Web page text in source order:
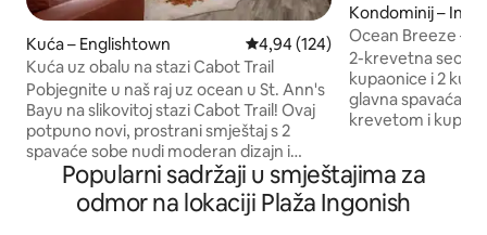
Kuća – Englishtown Prosječna ocjena: 4,94/5,
4,94 (124)
Kuća uz obalu na stazi Cabot Trail
Pobjegnite u naš raj uz ocean u St. Ann's
Bayu na slikovitoj stazi Cabot Trail! Ovaj
potpuno novi, prostrani smještaj s 2
spavaće sobe nudi moderan dizajn i
otvoreni koncept dnevnog boravka.
Može primiti 6 osoba, a ima spavaću
sobu s bračnim krevetom (queen-size),
Kondominij –
Ocean Breeze –
more
2-krevetna
kupaonice i 2 kupaonice
glavna spavaća
krevetom i
– veliki dnevni
druga kupaonica
do žičare Cape
– s cjelogodišnjim
Popularni sadržaji u smještajima za
odmor na lokaciji Plaža Ingonish